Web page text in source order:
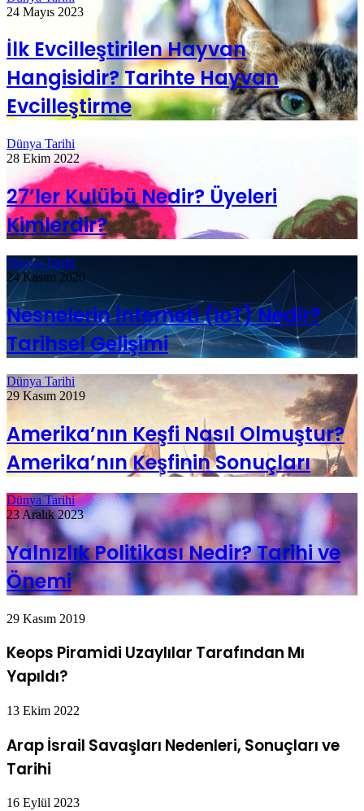
24 Mayıs 2023
İlk Evcilleştirilen Hayvan
Hangisidir? Tarihte Hayvan
Evcilleştirme
Dünya Tarihi
28 Ekim 2022
27’ler Kulübü Nedir? Üyeleri
Kimlerdir?
Dünya Tarihi
24 Kasım 2020
Nesnelerin İnterneti (IoT) Nedir?
Tarihsel Gelişimi
Dünya Tarihi
29 Kasım 2019
Amerika’nın Keşfi Nasıl Olmuştur?
Amerika’nın Keşfinin Sonuçları
Dünya Tarihi
23 Aralık 2023
Yalnızlık Politikası Nedir? Tarihi ve
Önemi
29 Kasım 2019
Keops Piramidi Uzaylılar Tarafından Mı
Yapıldı?
13 Ekim 2022
Arap İsrail Savaşları Nedenleri, Sonuçları ve
Tarihi
16 Eylül 2023